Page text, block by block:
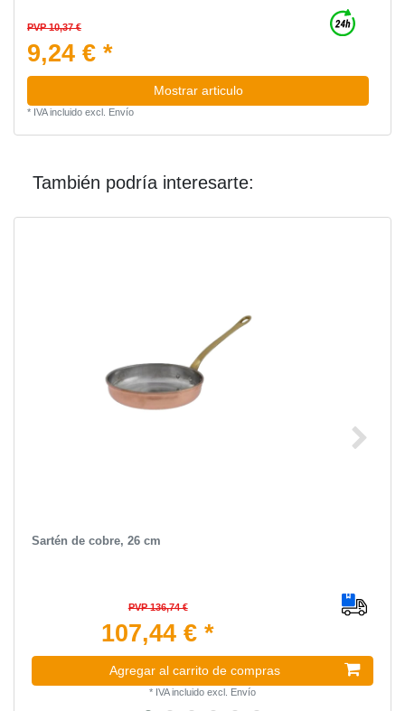
PVP 10,37 €
9,24 € *
Mostrar articulo
* IVA incluidoexcl. Envío
También podría interesarte:
Sartén de cobre, 26 cm
PVP 136,74 €
107,44 € *
Agregar al carrito de compras
* IVA incluido excl. Envío